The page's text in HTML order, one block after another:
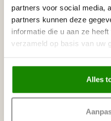
partners voor social media,
partners kunnen deze
informatie die u aan ze
verzameld op basis van uw
Alles
lengte 2 m
Op voorraad
NMC
NMC
NMC Nomafloor
mm), lengte 2 m